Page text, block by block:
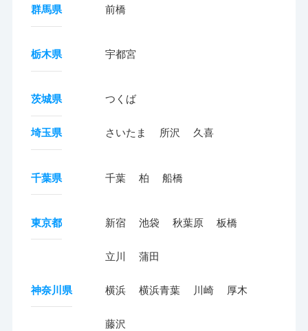
群馬県 前橋
栃木県 宇都宮
茨城県 つくば
埼玉県 さいたま 所沢 久喜
千葉県 千葉 柏 船橋
東京都 新宿 池袋 秋葉原 板橋
立川 蒲田
神奈川県 横浜 横浜青葉 川崎 厚木
藤沢